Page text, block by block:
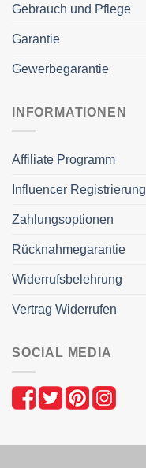
Gebrauch und Pflege
Garantie
Gewerbegarantie
INFORMATIONEN
Affiliate Programm
Influencer Registrierung
Zahlungsoptionen
Rücknahmegarantie
Widerrufsbelehrung
Vertrag Widerrufen
SOCIAL MEDIA